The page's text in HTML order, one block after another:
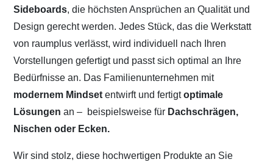
Sideboards, die höchsten Ansprüchen an Qualität und
Design gerecht werden. Jedes Stück, das die Werkstatt
von raumplus verlässt, wird individuell nach Ihren
Vorstellungen gefertigt und passt sich optimal an Ihre
Bedürfnisse an. Das Familienunternehmen mit
modernem Mindset entwirft und fertigtoptimale
Lösungen an – beispielsweise für Dachschrägen,
Nischen oder Ecken.
Wir sind stolz, diese hochwertigen Produkte an Sie